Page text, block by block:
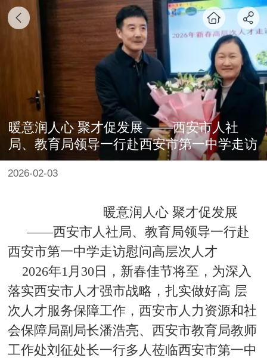
暖意润人心 聚才促发展 ——西安市人社
局、教育局领导一行赴西安市第一中学走访
慰问高层次人才
2026-02-03
暖意润人心 聚才促发展
——西安市人社局、 教育局领导一行赴
西安市第一中学走访慰问高层次人才
2026年1月30日，新春佳节将至，为深入
落实西安市人才强市战略，扎实做好高 层
次人才服务保障工作，西安市人力资源和社
会保障局副局长潘浩亮、西安市教育局教师
工作处刘征处长一行多人莅临西安市第一中